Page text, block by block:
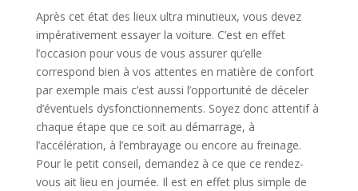
Après cet état des lieux ultra minutieux, vous devez
impérativement essayer la voiture. C’est en effet
l’occasion pour vous de vous assurer qu’elle
correspond bien à vos attentes en matière de confort
par exemple mais c’est aussi l’opportunité de déceler
d’éventuels dysfonctionnements. Soyez donc attentif à
chaque étape que ce soit au démarrage, à
l’accélération, à l’embrayage ou encore au freinage.
Pour le petit conseil, demandez à ce que ce rendez-
vous ait lieu en journée. Il est en effet plus simple de